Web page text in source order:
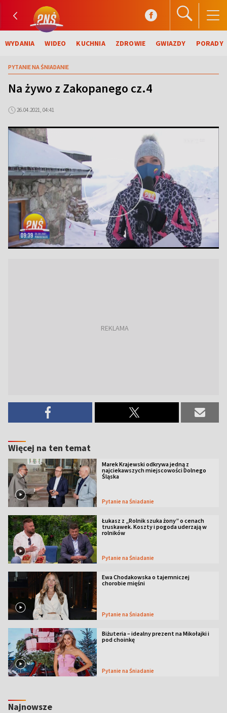
WYDANIA WIDEO KUCHNIA ZDROWIE GWIAZDY PORADY
PYTANIE NA ŚNIADANIE
Na żywo z Zakopanego cz.4
26.04.2021, 04:41
Więcej na ten temat
Marek Krajewski odkrywa jedną z
najciekawszych miejscowości Dolnego
Śląska
Pytanie na Śniadanie
Łukasz z „Rolnik szuka żony” o cenach
truskawek. Koszty i pogoda uderzają w
rolników
Pytanie na Śniadanie
Ewa Chodakowska o tajemniczej
chorobie mięśni
Pytanie na Śniadanie
Biżuteria – idealny prezent na Mikołajki i
pod choinkę
Pytanie na Śniadanie
Najnowsze